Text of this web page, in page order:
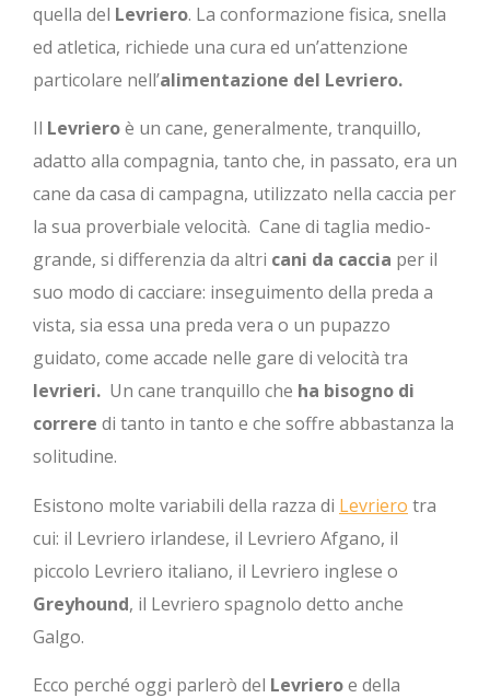
quella del Levriero. La conformazione fisica, snella
ed atletica, richiede una cura ed un’attenzione
particolare nell’alimentazione del Levriero.
Il Levrieroè un cane, generalmente, tranquillo,
adatto alla compagnia, tanto che, in passato, era un
cane da casa di campagna, utilizzato nella caccia per
la sua proverbiale velocità. Cane di taglia medio-
grande, si differenzia da altri cani da caccia per il
suo modo di cacciare: inseguimento della preda a
vista, sia essa una preda vera o un pupazzo
guidato, come accade nelle gare di velocità tra
levrieri. Un cane tranquillo che ha bisogno di
correre di tanto in tanto e che soffre abbastanza la
solitudine.
Esistono molte variabili della razza di Levriero tra
cui: il Levriero irlandese, il Levriero Afgano, il
piccolo Levriero italiano, il Levriero inglese o
Greyhound, il Levriero spagnolo detto anche
Galgo.
Ecco perché oggi parlerò del Levrieroe della